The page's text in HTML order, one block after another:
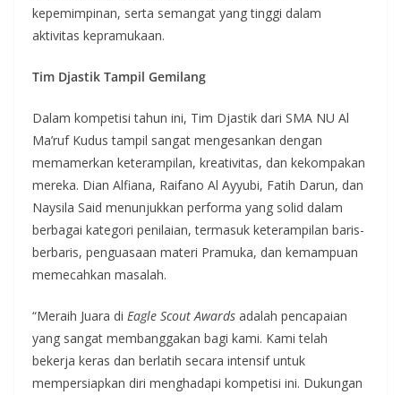
kepemimpinan, serta semangat yang tinggi dalam
aktivitas kepramukaan.
Tim Djastik Tampil Gemilang
Dalam kompetisi tahun ini, Tim Djastik dari SMA NU Al
Ma’ruf Kudus tampil sangat mengesankan dengan
memamerkan keterampilan, kreativitas, dan kekompakan
mereka. Dian Alfiana, Raifano Al Ayyubi, Fatih Darun, dan
Naysila Said menunjukkan performa yang solid dalam
berbagai kategori penilaian, termasuk keterampilan baris-
berbaris, penguasaan materi Pramuka, dan kemampuan
memecahkan masalah.
“Meraih Juara di Eagle Scout Awards adalah pencapaian
yang sangat membanggakan bagi kami. Kami telah
bekerja keras dan berlatih secara intensif untuk
mempersiapkan diri menghadapi kompetisi ini. Dukungan